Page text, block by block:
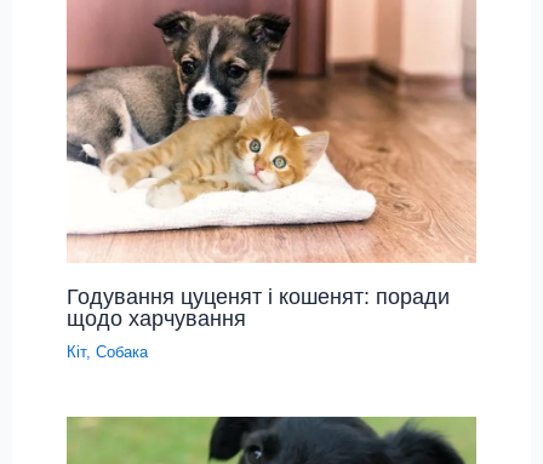
Годування цуценят і кошенят: поради
щодо харчування
Кіт,Собака